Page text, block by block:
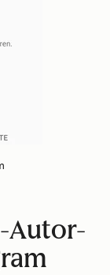
Autor-